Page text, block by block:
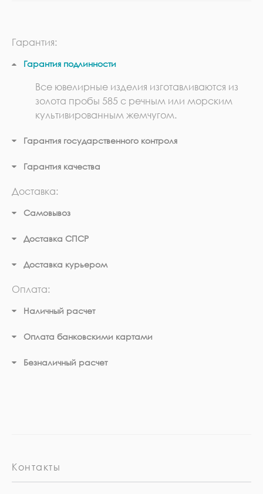
Гарантия:
Гарантия подлинности
Все ювелирные изделия изготавливаются из
золота пробы 585 с речным или морским
культивированным жемчугом.
Гарантия государственного контроля
Гарантия качества
Доставка:
Самовывоз
Доставка СПСР
Доставка курьером
Оплата:
Наличный расчет
Оплата банковскими картами
Безналичный расчет
Контакты